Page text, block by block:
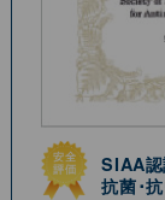
SIAA
抗菌･